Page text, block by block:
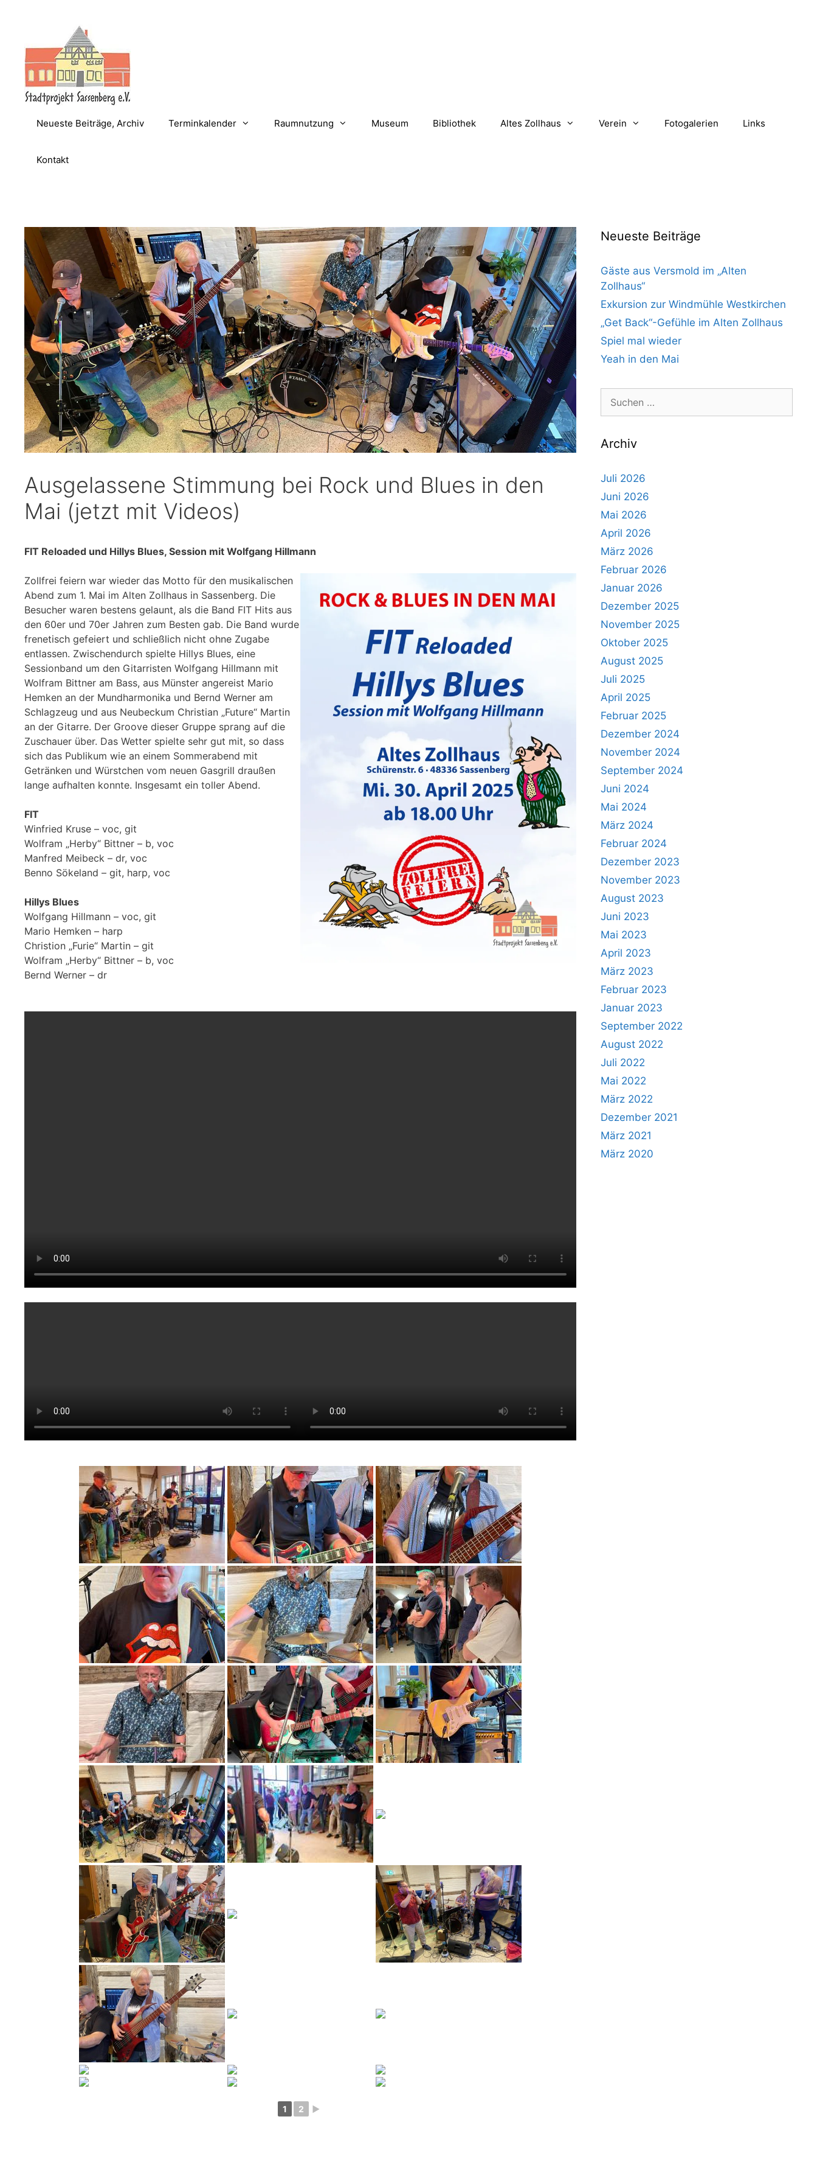
Neueste Beiträge, Archiv Terminkalender Raumnutzung Museum Bibliothek Altes Zollhaus Verein Fotogalerien Links
Kontakt
Ausgelassene Stimmung bei Rock und Blues in den
Mai (jetzt mit Videos)
FIT Reloaded und Hillys Blues, Session mit Wolfgang Hillmann
Zollfrei feiern war wieder das Motto für den musikalischen
Abend zum 1. Mai im Alten Zollhaus in Sassenberg. Die
Besucher waren bestens gelaunt, als die Band FIT Hits aus
den 60er und 70er Jahren zum Besten gab. Die Band wurde
frenetisch gefeiert und schließlich nicht ohne Zugabe
entlassen. Zwischendurch spielte Hillys Blues, eine
Sessionband um den Gitarristen Wolfgang Hillmann mit
Wolfram Bittner am Bass, aus Münster angereist Mario
Hemken an der Mundharmonika und Bernd Werner am
Schlagzeug und aus Neubeckum Christian „Future“ Martin
an der Gitarre. Der Groove dieser Gruppe sprang auf die
Zuschauer über. Das Wetter spielte sehr gut mit, so dass
sich das Publikum wie an einem Sommerabend mit
Getränken und Würstchen vom neuen Gasgrill draußen
lange aufhalten konnte. Insgesamt ein toller Abend.
FIT
Winfried Kruse – voc, git
Wolfram „Herby“ Bittner – b, voc
Manfred Meibeck – dr, voc
Benno Sökeland – git, harp, voc
Hillys Blues
Wolfgang Hillmann – voc, git
Mario Hemken – harp
Christion „Furie“ Martin – git
Wolfram „Herby“ Bittner – b, voc
Bernd Werner – dr
1 2 ►
Neueste Beiträge
Gäste aus Versmold im „Alten
Zollhaus“
Exkursion zur Windmühle Westkirchen
„Get Back“-Gefühle im Alten Zollhaus
Spiel mal wieder
Yeah in den Mai
Archiv
Juli 2026
Juni 2026
Mai 2026
April 2026
März 2026
Februar 2026
Januar 2026
Dezember 2025
November 2025
Oktober 2025
August 2025
Juli 2025
April 2025
Februar 2025
Dezember 2024
November 2024
September 2024
Juni 2024
Mai 2024
März 2024
Februar 2024
Dezember 2023
November 2023
August 2023
Juni 2023
Mai 2023
April 2023
März 2023
Februar 2023
Januar 2023
September 2022
August 2022
Juli 2022
Mai 2022
März 2022
Dezember 2021
März 2021
März 2020